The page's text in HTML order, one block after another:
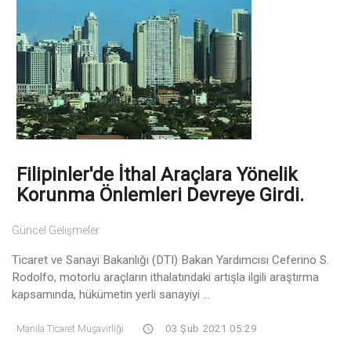
Filipinler'de İthal Araçlara Yönelik
Korunma Önlemleri Devreye Girdi.
Güncel Gelişmeler
Ticaret ve Sanayi Bakanlığı (DTI) Bakan Yardımcısı Ceferino S.
Rodolfo, motorlu araçların ithalatındaki artışla ilgili araştırma
kapsamında, hükümetin yerli sanayiyi ...
Manila Ticaret Müşavirliği 03 Şub 2021 05:29